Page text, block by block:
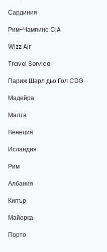
Сардиния
Рим-Чампино CIA
Wizz Air
Travel Service
Париж Шарл дьо Гол CDG
Мадейра
Малта
Венеция
Исландия
Рим
Албания
Кипър
Майорка
Порто